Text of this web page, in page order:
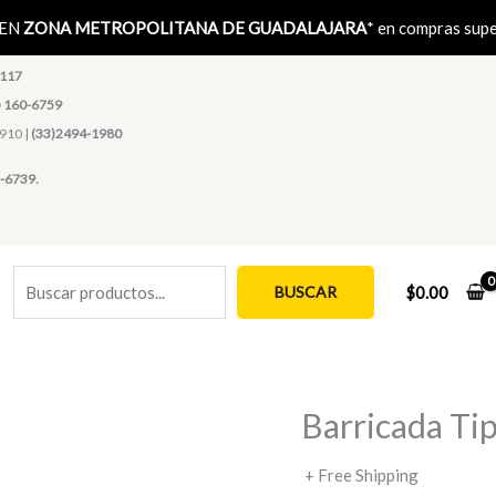
ZONA METROPOLITANA DE GUADALAJARA* en compras
160-6759
| (33)2494-1980
6739.
BUSCAR $0.00
Barricada
+ Free Shipping